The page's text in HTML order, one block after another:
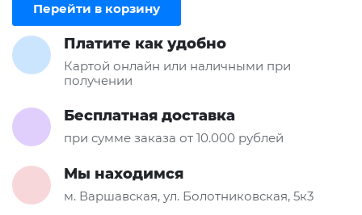
Перейти в корзину
Платите как удобно
Картой онлайн или наличными при
получении
Бесплатная доставка
при сумме заказа от 10.000 рублей
Мы находимся
м. Варшавская, ул. Болотниковская, 5к3